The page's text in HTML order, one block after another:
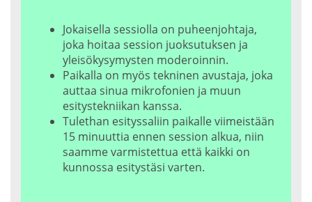
Jokaisella sessiolla on puheenjohtaja,
joka hoitaa session juoksutuksen ja
yleisökysymysten moderoinnin.
Paikalla on myös tekninen avustaja, joka
auttaa sinua mikrofonien ja muun
esitystekniikan kanssa.
Tulethan esityssaliin paikalle viimeistään
15 minuuttia ennen session alkua, niin
saamme varmistettua että kaikki on
kunnossa esitystäsi varten.